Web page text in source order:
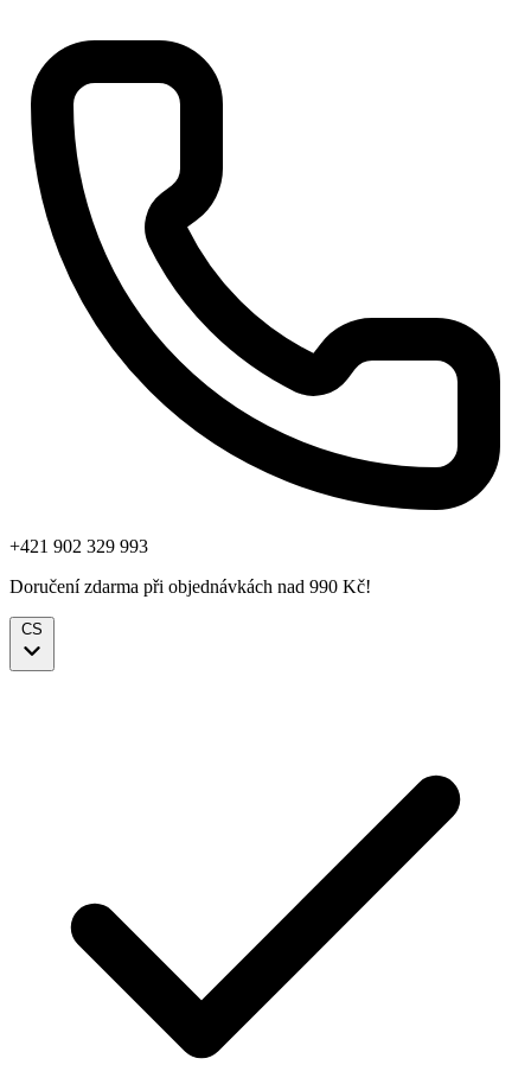
+421 902 329 993
Doručení zdarma při objednávkách nad 990 Kč!
CS